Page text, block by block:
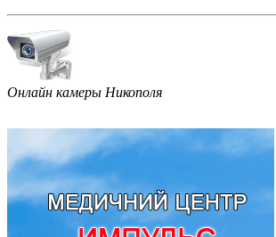
Онлайн камеры Никополя